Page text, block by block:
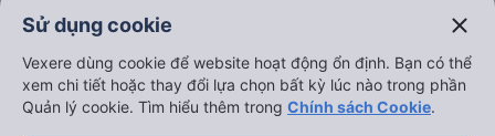
Sử dụng cookie close
Vexere dùng cookie để website hoạt động ổn định. Bạn có thể
xem chi tiết hoặc thay đổi lựa chọn bất kỳ lúc nào trong phần
Quản lý cookie. Tìm hiểu thêm trong Chính sách Cookie.